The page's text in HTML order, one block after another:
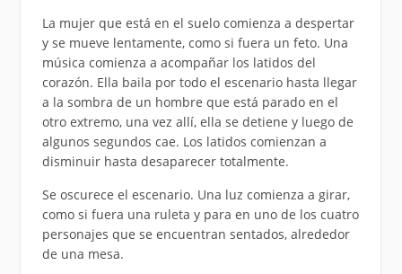
La mujer que está en el suelo comienza a despertar
y se mueve lentamente, como si fuera un feto. Una
música comienza a acompañar los latidos del
corazón. Ella baila por todo el escenario hasta llegar
a la sombra de un hombre que está parado en el
otro extremo, una vez allí, ella se detiene y luego de
algunos segundos cae. Los latidos comienzan a
disminuir hasta desaparecer totalmente.
Se oscurece el escenario. Una luz comienza a girar,
como si fuera una ruleta y para en uno de los cuatro
personajes que se encuentran sentados, alrededor
de una mesa.